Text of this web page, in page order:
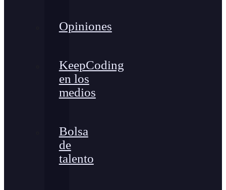
Opiniones
KeepCoding
en los
medios
Bolsa
de
talento